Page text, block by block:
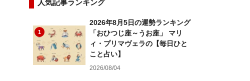
人気記事ランキング
1
2026年8月5日の運勢ランキング
「おひつじ座～うお座」 マリ
ィ・プリマヴェラの【毎日ひと
こと占い】
2026/08/04